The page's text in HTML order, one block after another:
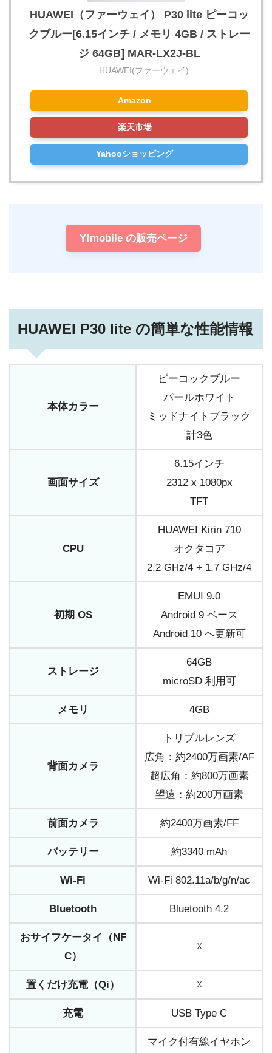
HUAWEI（ファーウェイ） P30 lite ピーコッ
クブルー[6.15インチ / メモリ 4GB / ストレー
ジ 64GB] MAR-LX2J-BL
HUAWEI(ファーウェイ)
Amazon
楽天市場
Yahooショッピング
Y!mobile の販売ページ
HUAWEI P30 lite の簡単な性能情報
本体カラー
ピーコックブルー
パールホワイト
ミッドナイトブラック
計3色
画面サイズ
6.15インチ
2312 x 1080px
TFT
CPU
HUAWEI Kirin 710
オクタコア
2.2 GHz/4 + 1.7 GHz/4
初期 OS
EMUI 9.0
Android 9 ベース
Android 10 へ更新可
ストレージ
64GB
microSD 利用可
メモリ 4GB
背面カメラ
トリプルレンズ
広角：約2400万画素/AF
超広角：約800万画素
望遠：約200万画素
前面カメラ 約2400万画素/FF
バッテリー 約3340 mAh
Wi-Fi Wi-Fi 802.11a/b/g/n/ac
Bluetooth Bluetooth 4.2
おサイフケータイ（NF
C）
☓
置くだけ充電（Qi） ☓
充電 USB Type C
マイク付有線イヤホン